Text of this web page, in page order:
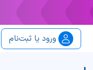
ورود یا ثبت‌نام